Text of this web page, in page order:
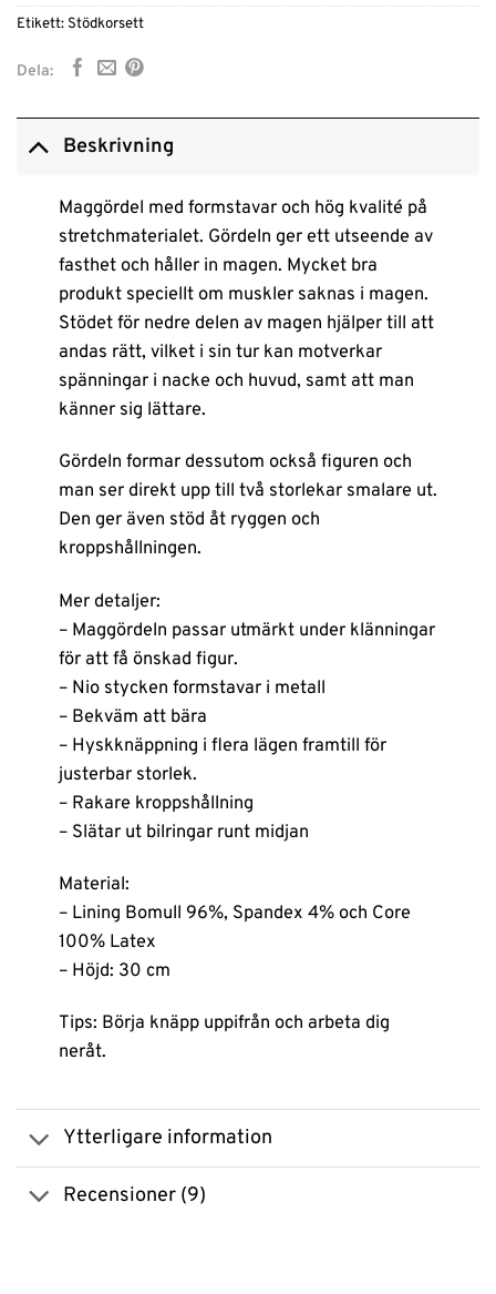
Etikett: Stödkorsett
Dela:
Beskrivning
Maggördel med formstavar och hög kvalité på
stretchmaterialet. Gördeln ger ett utseende av
fasthet och håller in magen. Mycket bra
produkt speciellt om muskler saknas i magen.
Stödet för nedre delen av magen hjälper till att
andas rätt, vilket i sin tur kan motverkar
spänningar i nacke och huvud, samt att man
känner sig lättare.
Gördeln formar dessutom också figuren och
man ser direkt upp till två storlekar smalare ut.
Den ger även stöd åt ryggen och
kroppshållningen.
Mer detaljer:
– Maggördeln passar utmärkt under klänningar
för att få önskad figur.
– Nio stycken formstavar i metall
– Bekväm att bära
– Hyskknäppning i flera lägen framtill för
justerbar storlek.
– Rakare kroppshållning
– Slätar ut bilringar runt midjan
Material:
– Lining Bomull 96%, Spandex 4% och Core
100% Latex
– Höjd: 30 cm
Tips: Börja knäpp uppifrån och arbeta dig
neråt.
Ytterligare information
Recensioner (9)